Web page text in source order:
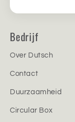
Bedrijf
Over Dutsch
Contact
Duurzaamheid
Circular Box